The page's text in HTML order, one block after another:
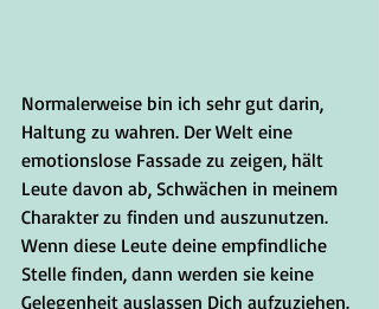
Normalerweise bin ich sehr gut darin,
Haltung zu wahren. Der Welt eine
emotionslose Fassade zu zeigen, hält
Leute davon ab, Schwächen in meinem
Charakter zu finden und auszunutzen.
Wenn diese Leute deine empfindliche
Stelle finden, dann werden sie keine
Gelegenheit auslassen Dich aufzuziehen.